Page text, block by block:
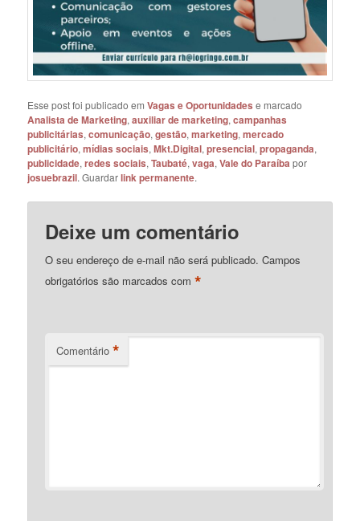
Esse post foi publicado emVagas e Oportunidades e marcado
Analista de Marketing,auxiliar de marketing,campanhas
publicitárias,comunicação,gestão,marketing,mercado
publicitário,mídias sociais,Mkt.Digital,presencial,propaganda,
publicidade,redes sociais,Taubaté,vaga,Vale do Paraíba por
josuebrazil. Guardarlink permanente.
Deixe um comentário
O seu endereço de e-mail não será publicado. Campos
obrigatórios são marcados com*
Comentário *